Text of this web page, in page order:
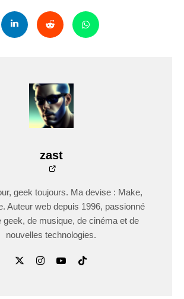
zast
geek toujours. Ma devise : Make,
Auteur web depuis 1996, passionné
geek, de musique, de cinéma et de
nouvelles technologies.